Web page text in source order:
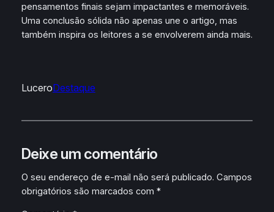
pensamentos finais sejam impactantes e memoráveis.
Uma conclusão sólida não apenas une o artigo, mas
também inspira os leitores a se envolverem ainda mais.
LuceroDestaque
Deixe um comentário
O seu endereço de e-mail não será publicado. Campos
obrigatórios são marcados com *